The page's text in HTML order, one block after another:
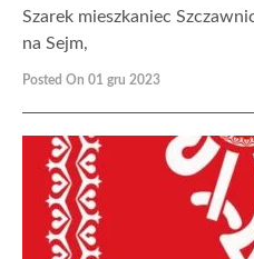
Szarek mieszkaniec
na Sejm,
Posted On 01 gru 2023